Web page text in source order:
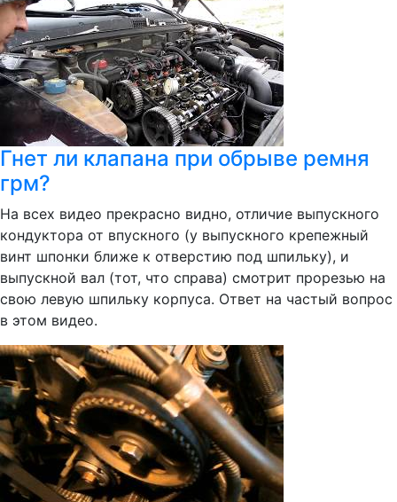
Гнет ли клапана при обрыве ремня
грм?
На всех видео прекрасно видно, отличие выпускного
кондуктора от впускного (у выпускного крепежный
винт шпонки ближе к отверстию под шпильку), и
выпускной вал (тот, что справа) смотрит прорезью на
свою левую шпильку корпуса. Ответ на частый вопрос
в этом видео.